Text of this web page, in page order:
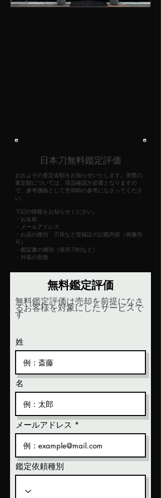
​日本刀無料鑑定評価
おおよその査定金額をお知らせいたします。実際の
査定額については、現品確認が必要となりますの
で、参考価格として売却時の参考になさってくださ
い。
下記の情報をお知らせください。
・お名前
・メールアドレス
・お品の種別 刃長など登録証の記載内容（画像尚
可）
・鑑定書の種別（保存刀剣など）
・外装の有無​
無料鑑定評価
無料鑑定評価は売却を前提になさ
るお客様を対象にしたサービスで
す
姓
名
メールアドレス
鑑定依頼種別